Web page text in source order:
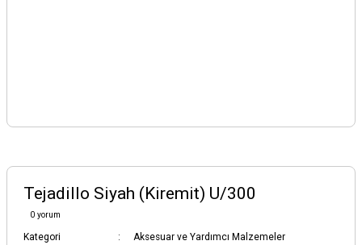
Tejadillo Siyah (Kiremit) U/300
0 yorum
Kategori
Aksesuar ve Yardımcı Malzemeler